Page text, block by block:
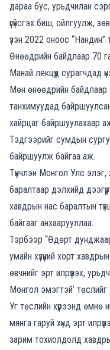
дараа бус, урьдчилан
үгүйсгэх биш, ойлгуулж,
үзэн 2022 оноос “Нандин”
Өнөөдрийн байдлаар 70
Манай лекцүүд сурагчдад
Мөн өнөөдрийн байдлаар
танхимуудад
хайрцаг байршуулахаар
Тэдгээрийг сумдын
байршуулж байгаа аж.
Түүнчлэн Монгол Улс
баралтаар дэлхийд
хавдрын нас баралтын
байгааг анхаарууллаа.
Тэрбээр “Өдөрт
умайн хүзүүний хорт
өвчнийг эрт илрүүлэх,
Монгол эмэгтэй’ төслийг
Уг төслийн хүрээнд өмнө
мянга гаруй хүнд эрт
зарим тохиолдолд